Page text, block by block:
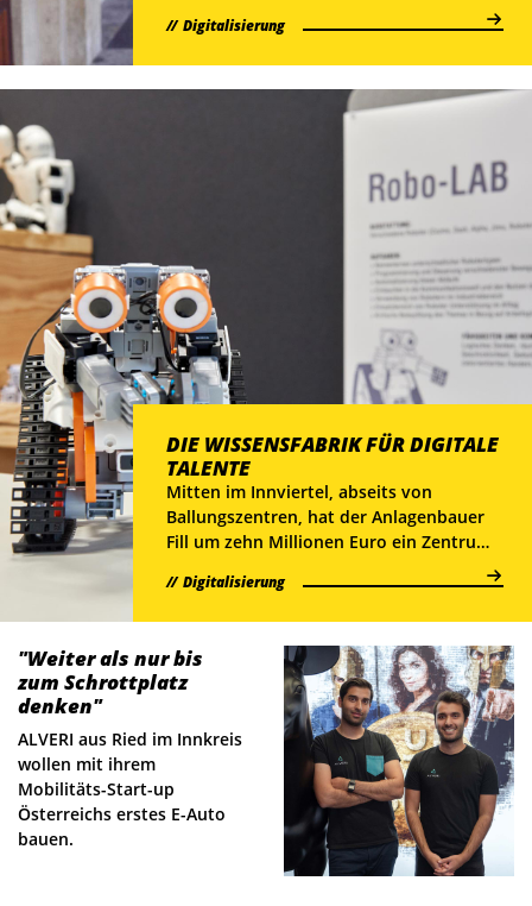
Digitalisierung
DIE WISSENSFABRIK FÜR DIGITALE
TALENTE
Mitten im Innviertel, abseits von
Ballungszentren, hat der Anlagenbauer
Fill um zehn Millionen Euro ein Zentrum
Future Lab angelt man bereits nach
zukünftigen Fachkräften.
Digitalisierung
"Weiter als nur bis
zum Schrottplatz
denken"
ALVERI aus Ried im Innkreis
wollen mit ihrem
Mobilitäts-Start-up
Österreichs erstes E-Auto
bauen.